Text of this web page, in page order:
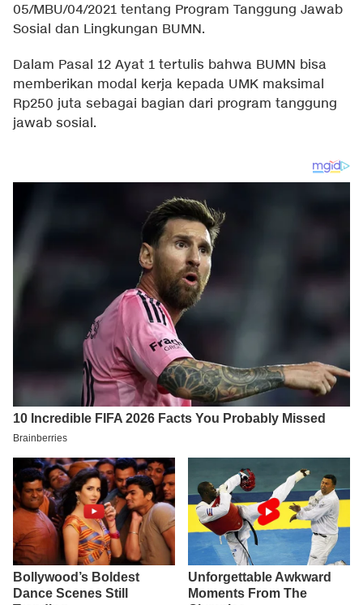
05/MBU/04/2021 tentang Program Tanggung Jawab
Sosial dan Lingkungan BUMN.
Dalam Pasal 12 Ayat 1 tertulis bahwa BUMN bisa
memberikan modal kerja kepada UMK maksimal
Rp250 juta sebagai bagian dari program tanggung
jawab sosial.